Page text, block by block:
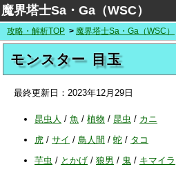
魔界塔士Sa・Ga（WSC）
攻略・解析TOP 魔界塔士Sa・Ga（WSC）
モンスター 目玉
最終更新日： 2023年12月29日
昆虫人 / 魚 / 植物 / 昆虫 / カニ
虎 / サイ / 鳥人間 / 蛇 / タコ
芋虫 / とかげ / 狼男 / 鬼 / キマイラ